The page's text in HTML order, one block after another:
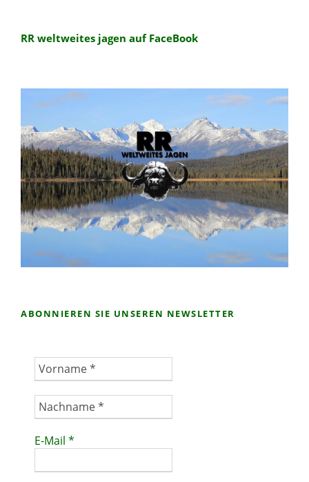
RR weltweites jagen auf FaceBook
ABONNIEREN SIE UNSEREN NEWSLETTER
E-Mail *